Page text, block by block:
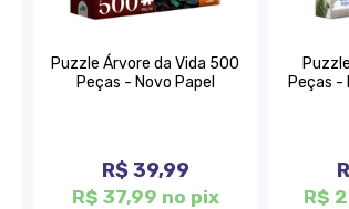
Puzzle Árvore da Vida 500
Peças - Novo Papel
R$ 39,99
R$ 37,99 no pix
Peças -
R$